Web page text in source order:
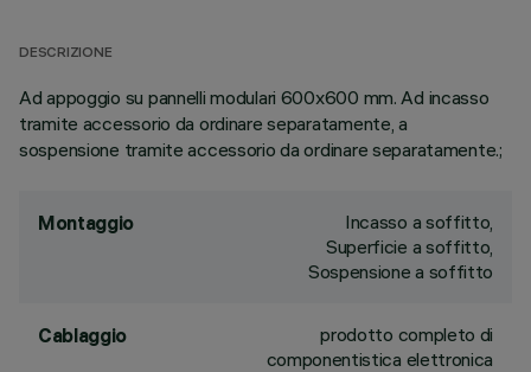
DESCRIZIONE
Ad appoggio su pannelli modulari 600x600 mm. Ad incasso
tramite accessorio da ordinare separatamente, a
sospensione tramite accessorio da ordinare separatamente.;
Montaggio
Incasso a soffitto,
Superficie a soffitto,
Sospensione a soffitto
Cablaggio
prodotto completo di
componentistica elettronica